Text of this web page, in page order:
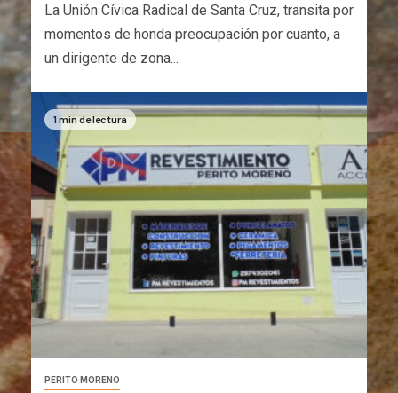
La Unión Cívica Radical de Santa Cruz, transita por
momentos de honda preocupación por cuanto, a
un dirigente de zona...
1 min de lectura
PERITO MORENO